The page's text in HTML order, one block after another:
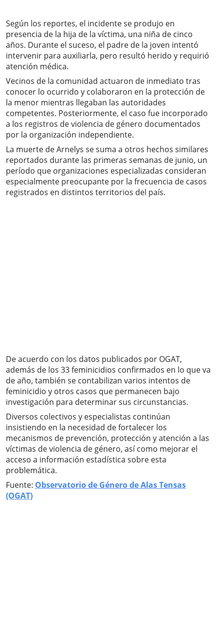
Según los reportes, el incidente se produjo en
presencia de la hija de la víctima, una niña de cinco
años. Durante el suceso, el padre de la joven intentó
intervenir para auxiliarla, pero resultó herido y requirió
atención médica.
Vecinos de la comunidad actuaron de inmediato tras
conocer lo ocurrido y colaboraron en la protección de
la menor mientras llegaban las autoridades
competentes. Posteriormente, el caso fue incorporado
a los registros de violencia de género documentados
por la organización independiente.
La muerte de Arnelys se suma a otros hechos similares
reportados durante las primeras semanas de junio, un
período que organizaciones especializadas consideran
especialmente preocupante por la frecuencia de casos
registrados en distintos territorios del país.
De acuerdo con los datos publicados por OGAT,
además de los 33 feminicidios confirmados en lo que va
de año, también se contabilizan varios intentos de
feminicidio y otros casos que permanecen bajo
investigación para determinar sus circunstancias.
Diversos colectivos y especialistas continúan
insistiendo en la necesidad de fortalecer los
mecanismos de prevención, protección y atención a las
víctimas de violencia de género, así como mejorar el
acceso a información estadística sobre esta
problemática.
Fuente: Observatorio de Género de Alas Tensas
(OGAT)